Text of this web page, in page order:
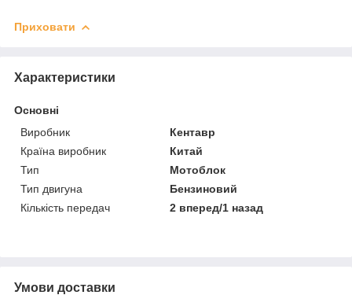
Приховати
Характеристики
Основні
Виробник
Кентавр
Країна виробник
Китай
Тип
Мотоблок
Тип двигуна
Бензиновий
Кількість передач
2 вперед/1 назад
Умови доставки